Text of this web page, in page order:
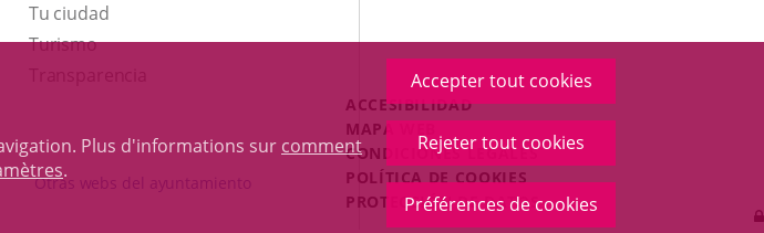
Plus d'informations sur comment
.
Accepter tout cookies
Rejeter tout cookies
Préférences de cookies
Tu ciudad
TurismoEste
abrirá
Otras webs del ayuntamiento
APLICACIÓN
EXTERNA.
APLICACIÓN
EXTERNA.
APLICACIÓN
EXTERNA.
Menú
Legal
Footer
ACCESIBILIDAD
MAPA WEB
CONDICIONES LEGALES
POLÍTICA DE COOKIES
PROTECCIÓN DE DATOS